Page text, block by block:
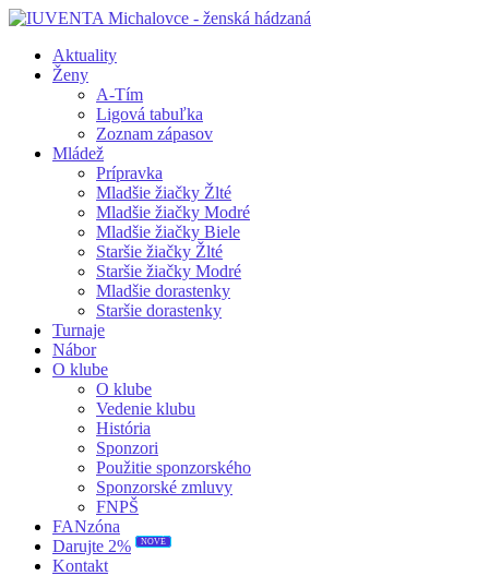
Aktuality
Ženy
A-Tím
Ligová tabuľka
Zoznam zápasov
Mládež
Prípravka
Mladšie žiačky Žlté
Mladšie žiačky Modré
Mladšie žiačky Biele
Staršie žiačky Žlté
Staršie žiačky Modré
Mladšie dorastenky
Staršie dorastenky
Turnaje
Nábor
O klube
O klube
Vedenie klubu
História
Sponzori
Použitie sponzorského
Sponzorské zmluvy
FNPŠ
FANzóna
Darujte 2%
NOVÉ
Kontakt